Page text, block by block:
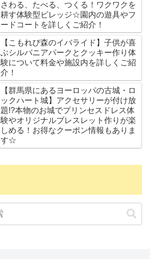
さわる、たべる、つくる！ワクワクを
耕す体験型ビレッジ☆園内の遊具やフ
ードコートを詳しくご紹介！
【こもれび森のイバライド】子供が喜
ぶシルバニアパークとクッキー作り体
験について料金や施設内を詳しくご紹
介！
【群馬県にあるヨーロッパの古城・ロ
ックハート城】アクセサリーが付け放
題!?本物のお城でプリンセスドレス体
験やオリジナルブレスレット作りが楽
しめる！お得なクーポン情報もありま
す☆